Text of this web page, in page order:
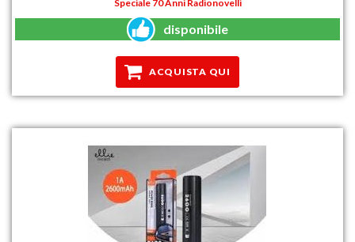
Speciale 70 Anni Radionovelli
disponibile
ACQUISTA QUI